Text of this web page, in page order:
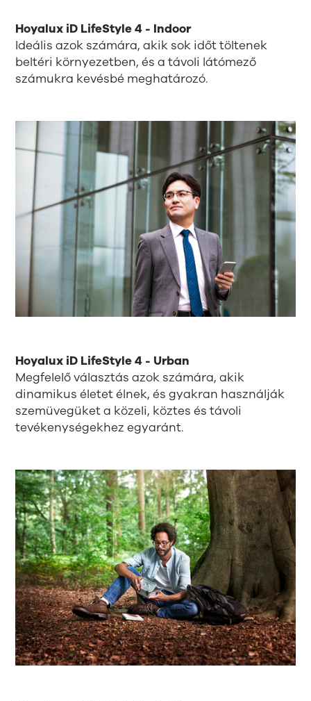
Hoyalux iD LifeStyle 4 - Indoor
Ideális azok számára, akik sok időt töltenek
beltéri környezetben, és a távoli látómező
számukra kevésbé meghatározó.
Hoyalux iD LifeStyle 4 - Urban
Megfelelő választás azok számára, akik
dinamikus életet élnek, és gyakran használják
szemüvegüket a közeli, köztes és távoli
tevékenységekhez egyaránt.